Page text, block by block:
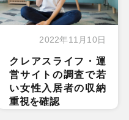
2022年11月10日
クレアスライフ・運
営サイトの調査で若
い女性入居者の収納
重視を確認